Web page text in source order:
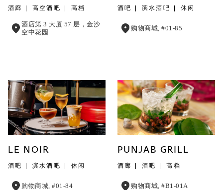
酒廊 高空酒吧 高档
酒店第 3 大厦 57 层，金沙
空中花园
酒吧 滨水酒吧 休闲
购物商城, #01-85
LE NOIR
酒吧 滨水酒吧 休闲
购物商城, #01-84
PUNJAB GRILL
酒廊 酒吧 高档
购物商城, #B1-01A